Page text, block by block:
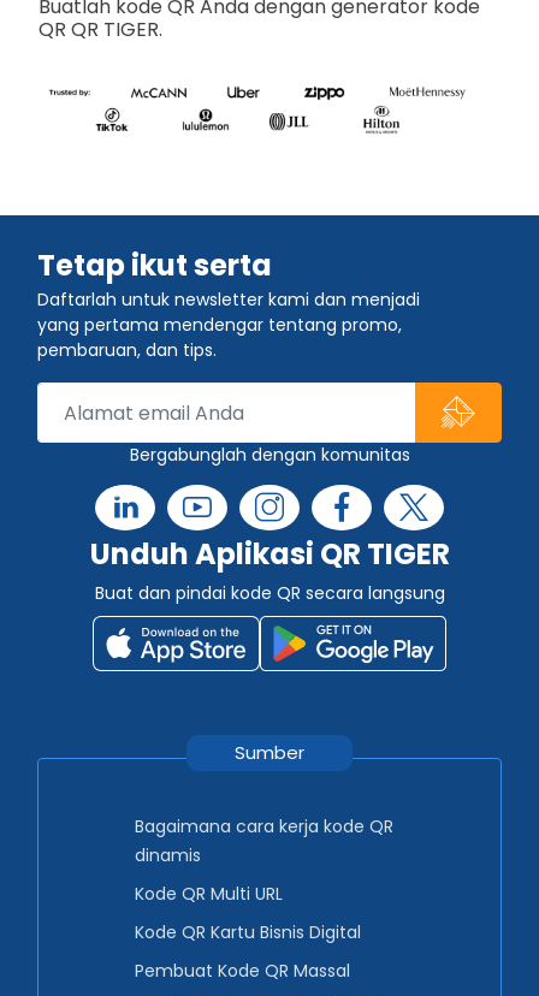
Buatlah kode QR Anda dengan generator kode
QR QR TIGER.
Tetap ikut serta
Daftarlah untuk newsletter kami dan menjadi
yang pertama mendengar tentang promo,
pembaruan, dan tips.
Bergabunglah dengan komunitas
Unduh Aplikasi QR TIGER
Buat dan pindai kode QR secara langsung
Sumber
Bagaimana cara kerja kode QR
dinamis
Kode QR Multi URL
Kode QR Kartu Bisnis Digital
Pembuat Kode QR Massal